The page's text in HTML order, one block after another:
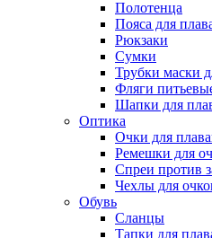
Полотенца
Пояса для
Рюкзаки
Сумки
Трубки маски
Фляги
Шапки для
Оптика
Очки для
Ремешки для
Спреи против
Чехлы для
Обувь
Сланцы
Тапки для